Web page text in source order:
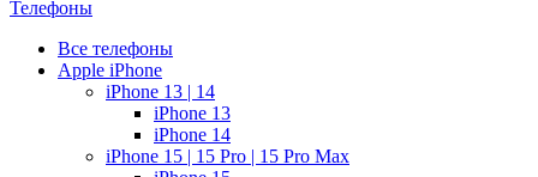
Телефоны
Все телефоны
Apple iPhone
iPhone 13 | 14
iPhone 13
iPhone 14
iPhone 15 | 15 Pro | 15 Pro Max